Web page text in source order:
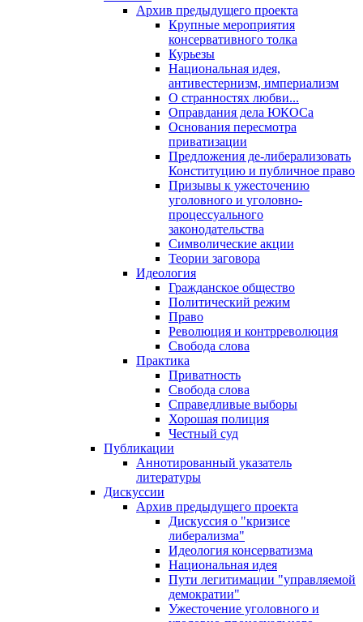
Архив предыдущего проекта
Крупные мероприятия
консервативного толка
Курьезы
Национальная идея,
антивестернизм, империализм
О странностях любви...
Оправдания дела ЮКОСа
Основания пересмотра
приватизации
Предложения де-либерализовать
Конституцию и публичное право
Призывы к ужесточению
уголовного и уголовно-
процессуального
законодательства
Символические акции
Теории заговора
Идеология
Гражданское общество
Политический режим
Право
Революция и контрреволюция
Свобода слова
Практика
Приватность
Свобода слова
Справедливые выборы
Хорошая полиция
Честный суд
Публикации
Аннотированный указатель
литературы
Дискуссии
Архив предыдущего проекта
Дискуссия о "кризисе
либерализма"
Идеология консерватизма
Национальная идея
Пути легитимации "управляемой
демократии"
Ужесточение уголовного и